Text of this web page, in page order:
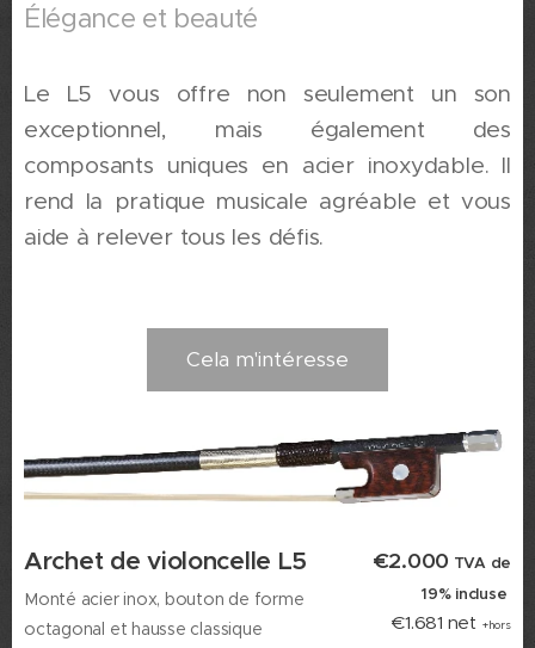
Élégance et beauté
Le L5 vous offre non seulement un son
exceptionnel, mais également des
composants uniques en acier inoxydable. Il
rend la pratique musicale agréable et vous
aide à relever tous les défis.
Cela m'intéresse
Archet de violoncelle L5
Monté acier inox, bouton de forme
octagonal et hausse classique
€2.000 TVA de
19% incluse
€1.681 net +hors